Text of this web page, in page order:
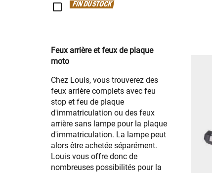
FIN DU STOCK
Feux arrière et feux de plaque
moto
Chez Louis, vous trouverez des
feux arrière complets avec feu
stop et feu de plaque
d'immatriculation ou des feux
arrière sans lampe pour la plaque
d'immatriculation. La lampe peut
alors être achetée séparément.
Louis vous offre donc de
nombreuses possibilités pour la